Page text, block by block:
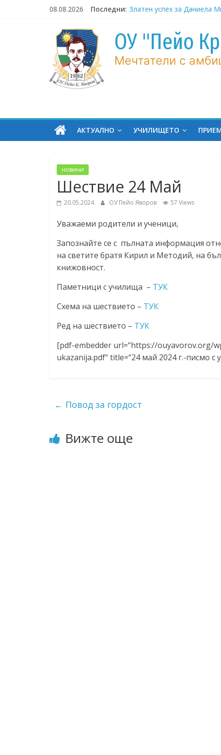
08.08.2026 Последни: Златен успех за Даниела
спортно катерене
Днес започва нашето
образователно
Пореден голям успех за
блестящо изпълнение в
представление на цирк
„Балкански“
ОУ "Пейо
Мечтатели с
АКТУАЛНО УЧИЛИЩЕТО
новини
Шествие 24 Май
20.05.2024 ОУ Пейо Яворов 57 Views
Уважаеми родители и ученици,
Запознайте се с пълната информация
на светите братя Кирил и Методий, на
книжовност.
Паметници с училища – ТУК
Схема на шествието – ТУК
Ред на шествието – ТУК
[pdf-embedder url=“https://ouyavorov.org/
ukazanija.pdf“ title=“24 май 2024 г.-писмо с
← Повод за гордост
Вижте още